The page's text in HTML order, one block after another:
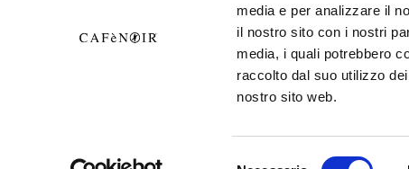
media e per analizzare il
il nostro sito con i nostri
media, i quali potrebbero
raccolto dal suo utilizzo
nostro sito web.
Widerrufe
Allgemeine
Verkaufsbedingungen
Widerrufsrecht ausüben